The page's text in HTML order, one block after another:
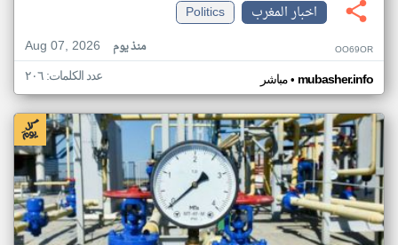
اخبار المغرب
Politics
Aug 07, 2026
منذ يوم OO69OR
مباشر• mubasher.info عدد الكلمات: ٢٠٦